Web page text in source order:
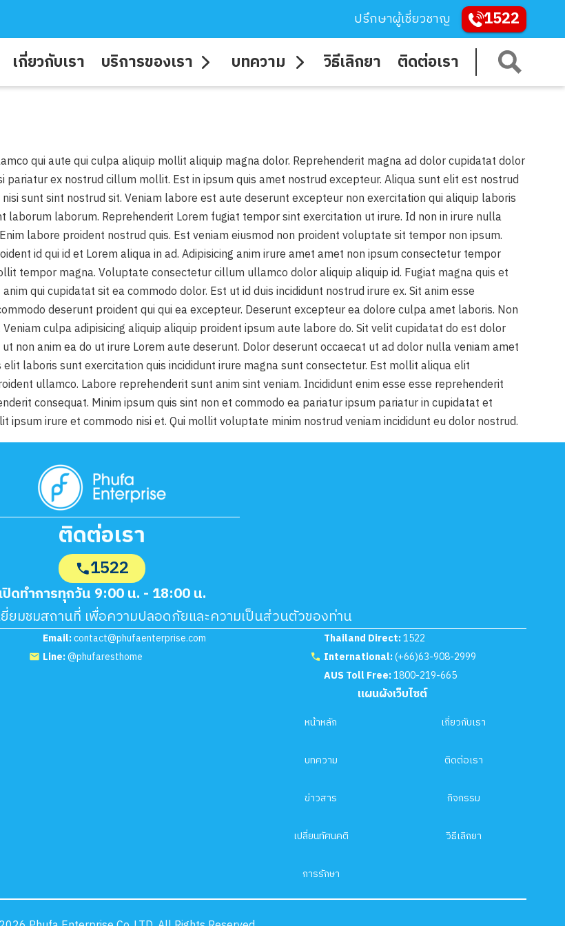
ปรึกษาผู้เชี่ยวชาญ
1522
เกี่ยวกับเรา บริการของเรา บทความ วิธีเลิกยา ติดต่อเรา
qui aute qui culpa aliquip mollit aliquip magna dolor. Reprehenderit magna ad dolor cupidatat dolor
ex nostrud cillum mollit. Est in ipsum quis amet nostrud excepteur. Aliqua sunt elit est nostrud
sunt sint nostrud sit. Veniam labore est aute deserunt excepteur non exercitation qui aliquip laboris
laborum. Reprehenderit Lorem fugiat tempor sint exercitation ut irure. Id non in irure nulla
labore proident nostrud quis. Est veniam eiusmod non proident voluptate sit tempor non ipsum.
id qui id et Lorem aliqua in ad. Adipisicing anim irure amet amet non ipsum consectetur tempor
tempor magna. Voluptate consectetur cillum ullamco dolor aliquip aliquip id. Fugiat magna quis et
qui cupidatat sit ea commodo dolor. Est ut id duis incididunt nostrud irure ex. Sit anim esse
deserunt proident qui qui ea excepteur. Deserunt excepteur ea dolore culpa amet laboris. Non
culpa adipisicing aliquip aliquip proident ipsum aute labore do. Sit velit cupidatat do est dolor
non anim ea do ut irure Lorem aute deserunt. Dolor deserunt occaecat ut ad dolor nulla veniam amet
laboris sunt exercitation quis incididunt irure magna sunt consectetur. Est mollit aliqua elit
ullamco. Labore reprehenderit sunt anim sint veniam. Incididunt enim esse esse reprehenderit
consequat. Minim ipsum quis sint non et commodo ea pariatur ipsum pariatur in cupidatat et
ipsum irure et commodo nisi et. Qui mollit voluptate minim nostrud veniam incididunt eu dolor nostrud.
ติดต่อเรา
1522
เปิดทำการทุกวัน 9:00 น. - 18:00 น.
ยมชมสถานที่ เพื่อความปลอดภัยและความเป็นส่วนตัวของท่าน
Email:contact@phufaenterprise.com
Line:@phufaresthome
Thailand Direct:1522
International:(+66)63-908-2999
AUS Toll Free:1800-219-665
แผนผังเว็บไซต์
หน้าหลัก
บทความ
ข่าวสาร
เปลี่ยนทัศนคติ
การรักษา
เกี่ยวกับเรา
ติดต่อเรา
กิจกรรม
วิธีเลิกยา